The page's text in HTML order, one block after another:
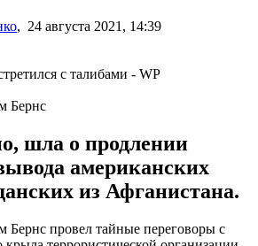
, 24 августа 2021, 14:39
Бернс
шла о продлении
американских
из Афганистана.
провел тайные переговоры с